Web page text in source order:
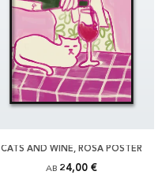
CATS AND WINE, ROSA POSTER
AB 24,00 €